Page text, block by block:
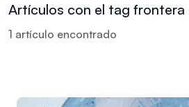
Artículos con el tag frontera
1 artículo encontrado